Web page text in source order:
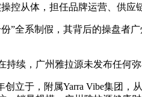
控从体，担任品牌运营、供应
系制假，其背后的操盘者广
，广州雅拉源未发布任何弥
立于，附属Yarra Vibe集团，